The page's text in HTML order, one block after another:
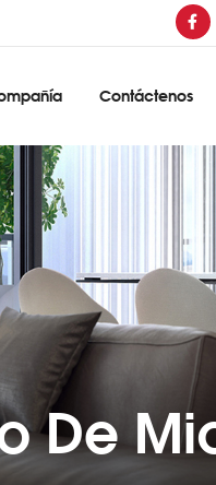
Contáctenos
De